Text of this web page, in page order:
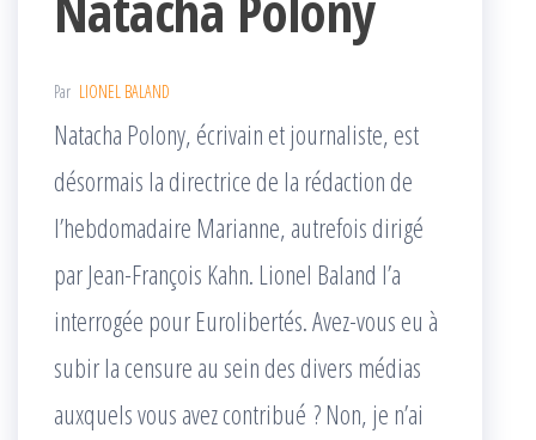
Par LIONEL BALAND
Natacha Polony, écrivain et journaliste, est
désormais la directrice de la rédaction de
l’hebdomadaire Marianne, autrefois dirigé
par Jean-François Kahn. Lionel Baland l’a
interrogée pour Eurolibertés. Avez-vous eu à
subir la censure au sein des divers médias
auxquels vous avez contribué ? Non, je n’ai